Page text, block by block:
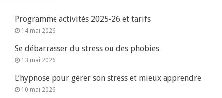
Programme activités 2025-26 et tarifs
14 mai 2026
Se débarrasser du stress ou des phobies
13 mai 2026
L’hypnose pour gérer son stress et mieux apprendre
10 mai 2026